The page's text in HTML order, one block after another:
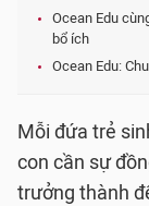
Ocean Edu
bổ ích
Ocean Edu:
Mỗi đứa trẻ
con cần sự
trưởng thành